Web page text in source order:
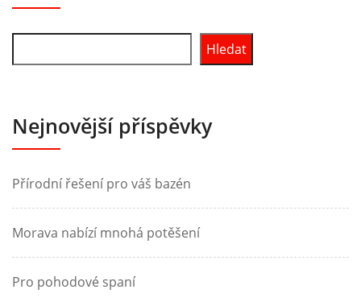
Hledat
Nejnovější příspěvky
Přírodní řešení pro váš bazén
Morava nabízí mnohá potěšení
Pro pohodové spaní